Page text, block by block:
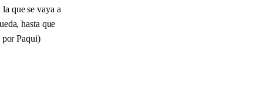
que se vaya a
hasta que
por Paqui)